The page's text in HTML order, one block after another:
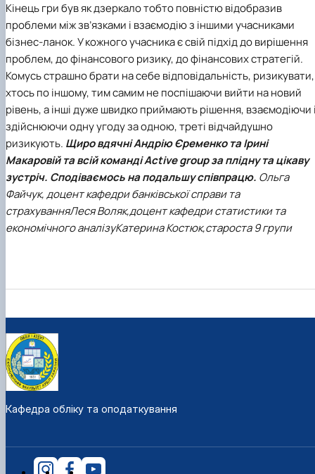
Кінець гри був як дзеркало тобто повністю відобразив
проблеми між зв’язками і взаємодію з іншими учасниками
бізнес-ланок. У кожного учасника є свій підхід до вирішення
проблем, до фінансового ризику, до фінансових стратегій.
Комусь страшно брати на себе відповідальність, ризикувати,
хтось по іншому, тим самим не поспішаючи вийти на новий
рівень, а інші дуже швидко приймають рішення, взаємодіючи
здійснюючи одну угоду за одною, треті відчайдушно
ризикують. Щиро вдячні Андрію Єременко та Ірині
Макаровій та всій команді Active group за плідну та цікаву
зустріч. Сподіваємось на подальшу співпрацю. Ольга
Файчук,доцент кафедри банківської справи та
страхуванняЛеся Воляк,доцент кафедри статистики та
економічного аналізуКатерина Костюк,староста 9 групи
Кафедра обліку та оподаткування